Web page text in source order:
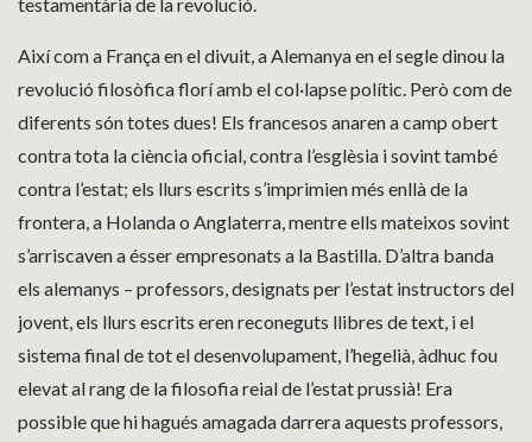
Així com a França en el divuit, a Alemanya en el segle dinou la
revolució filosòfica florí amb el col·lapse polític. Però com de
diferents són totes dues! Els francesos anaren a camp obert
contra tota la ciència oficial, contra l’esglèsia i sovint també
contra l’estat; els llurs escrits s’imprimien més enllà de la
frontera, a Holanda o Anglaterra, mentre ells mateixos sovint
s’arriscaven a ésser empresonats a la Bastilla. D’altra banda
els alemanys – professors, designats per l’estat instructors del
jovent, els llurs escrits eren reconeguts llibres de text, i el
sistema final de tot el desenvolupament, l’hegelià, àdhuc fou
elevat al rang de la filosofia reial de l’estat prussià! Era
possible que hi hagués amagada darrera aquests professors,